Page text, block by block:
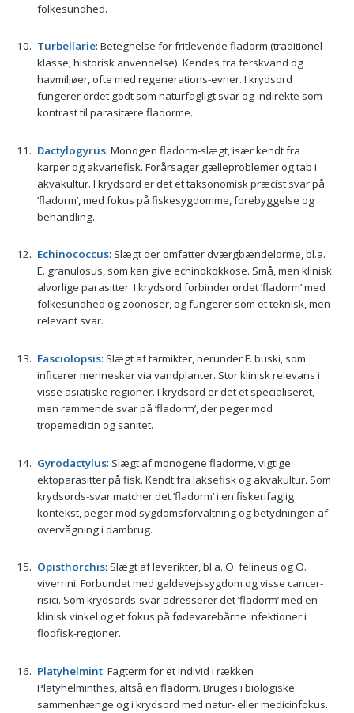
folkesundhed.
Turbellarie: Betegnelse for fritlevende fladorm (traditionel
klasse; historisk anvendelse). Kendes fra ferskvand og
havmiljøer, ofte med regenerations-evner. I krydsord
fungerer ordet godt som naturfagligt svar og indirekte som
kontrast til parasitære fladorme.
Dactylogyrus: Monogen fladorm-slægt, især kendt fra
karper og akvariefisk. Forårsager gælleproblemer og tab i
akvakultur. I krydsord er det et taksonomisk præcist svar på
’fladorm’, med fokus på fiskesygdomme, forebyggelse og
behandling.
Echinococcus: Slægt der omfatter dværgbændelorme, bl.a.
E. granulosus, som kan give echinokokkose. Små, men klinisk
alvorlige parasitter. I krydsord forbinder ordet ’fladorm’ med
folkesundhed og zoonoser, og fungerer som et teknisk, men
relevant svar.
Fasciolopsis: Slægt af tarmikter, herunder F. buski, som
inficerer mennesker via vandplanter. Stor klinisk relevans i
visse asiatiske regioner. I krydsord er det et specialiseret,
men rammende svar på ’fladorm’, der peger mod
tropemedicin og sanitet.
Gyrodactylus: Slægt af monogene fladorme, vigtige
ektoparasitter på fisk. Kendt fra laksefisk og akvakultur. Som
krydsords-svar matcher det ’fladorm’ i en fiskerifaglig
kontekst, peger mod sygdomsforvaltning og betydningen af
overvågning i dambrug.
Opisthorchis: Slægt af leverikter, bl.a. O. felineus og O.
viverrini. Forbundet med galdevejssygdom og visse cancer-
risici. Som krydsords-svar adresserer det ’fladorm’ med en
klinisk vinkel og et fokus på fødevarebårne infektioner i
flodfisk-regioner.
Platyhelmint: Fagterm for et individ i rækken
Platyhelminthes, altså en fladorm. Bruges i biologiske
sammenhænge og i krydsord med natur- eller medicinfokus.